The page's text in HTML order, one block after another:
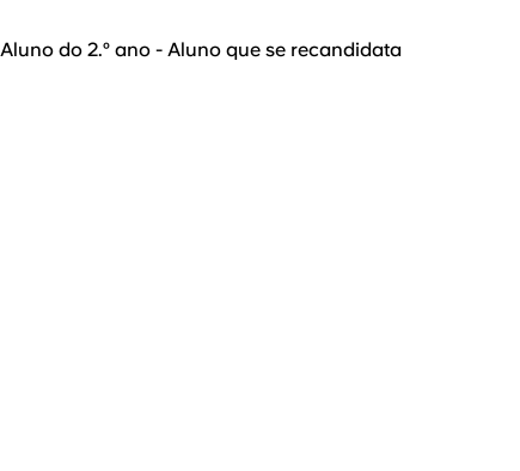
Aluno do 2.º ano - Aluno que se recandidata